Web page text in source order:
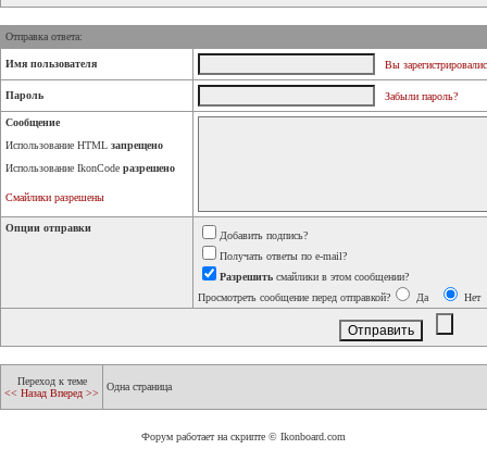
Отправка ответа:
Имя пользователя Вы
Пароль Забыли пароль?
Сообщение
Использование HTML запрещено
Использование IkonCode разрешено
Смайлики разрешены
Опции отправки
Добавить подпись?
Получать ответы по e-mail?
Разрешить смайлики в этом сообщении?
Просмотреть сообщение перед отправкой?
Да Нет
Переход к теме
<< Назад Вперед >>
Одна страница
Форум работает на скрипте © Ikonboard.com